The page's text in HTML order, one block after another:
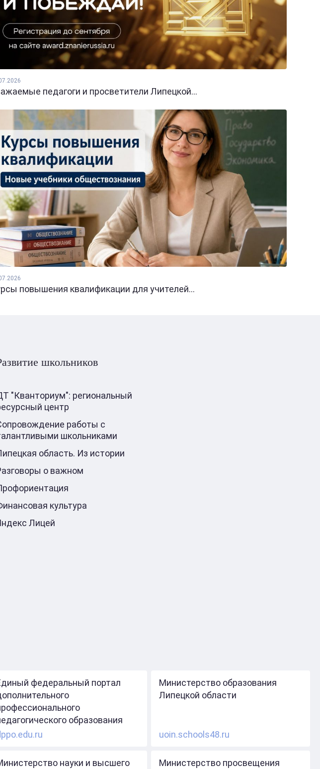
педагоги и просветители Липецкой...
повышения квалификации для учителей...
школьников
"Кванториум": региональный
центр
работы с
школьниками
область. Из истории
о важном
культура
Лицей
федеральный портал
образования
Министерство образования
Липецкой области
uoin.schools48.ru
науки и высшего Министерство просвещения